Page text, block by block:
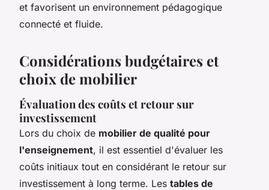
et favorisent un environnement pédagogique
connecté et fluide.
Considérations budgétaires et
choix de mobilier
Évaluation des coûts et retour sur
investissement
Lors du choix de mobilier de qualité pour
l'enseignement, il est essentiel d'évaluer les
coûts initiaux tout en considérant le retour sur
investissement à long terme. Les tables de